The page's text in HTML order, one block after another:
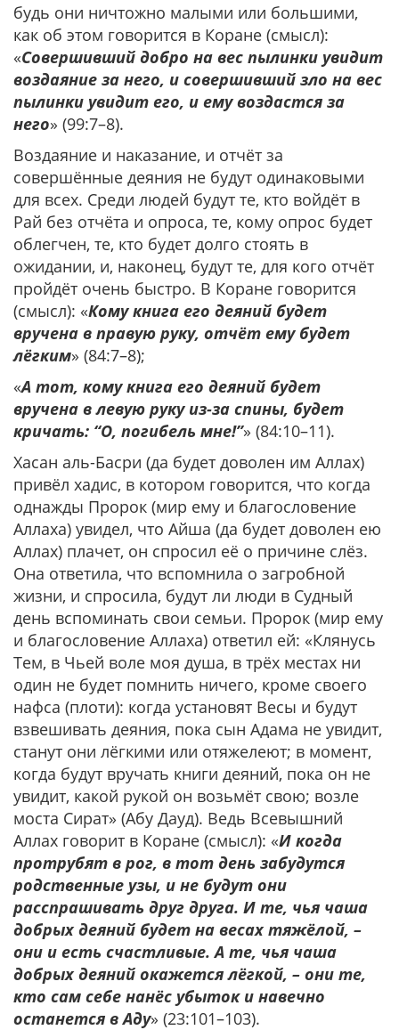
будь они ничтожно малыми или большими,
как об этом говорится в Коране (смысл):
«Совершивший добро на вес пылинки увидит
воздаяние за него, и совершивший зло на вес
пылинки увидит его, и ему воздастся за
него» (99:7–8).
Воздаяние и наказание, и отчёт за
совершённые деяния не будут одинаковыми
для всех. Среди людей будут те, кто войдёт в
Рай без отчёта и опроса, те, кому опрос будет
облегчен, те, кто будет долго стоять в
ожидании, и, наконец, будут те, для кого отчёт
пройдёт очень быстро. В Коране говорится
(смысл): «Кому книга его деяний будет
вручена в правую руку, отчёт ему будет
лёгким» (84:7–8);
«А тот, кому книга его деяний будет
вручена в левую руку из-за спины, будет
кричать: “О, погибель мне!”» (84:10–11).
Хасан аль-Басри (да будет доволен им Аллах)
привёл хадис, в котором говорится, что когда
однажды Пророк (мир ему и благословение
Аллаха) увидел, что Айша (да будет доволен ею
Аллах) плачет, он спросил её о причине слёз.
Она ответила, что вспомнила о загробной
жизни, и спросила, будут ли люди в Судный
день вспоминать свои семьи. Пророк (мир ему
и благословение Аллаха) ответил ей: «Клянусь
Тем, в Чьей воле моя душа, в трёх местах ни
один не будет помнить ничего, кроме своего
нафса (плоти): когда установят Весы и будут
взвешивать деяния, пока сын Адама не увидит,
станут они лёгкими или отяжелеют; в момент,
когда будут вручать книги деяний, пока он не
увидит, какой рукой он возьмёт свою; возле
моста Сират» (Абу Дауд). Ведь Всевышний
Аллах говорит в Коране (смысл): «И когда
протрубят в рог, в тот день забудутся
родственные узы, и не будут они
расспрашивать друг друга. И те, чья чаша
добрых деяний будет на весах тяжёлой, –
они и есть счастливые. А те, чья чаша
добрых деяний окажется лёгкой, – они те,
кто сам себе нанёс убыток и навечно
останется в Аду» (23:101–103).